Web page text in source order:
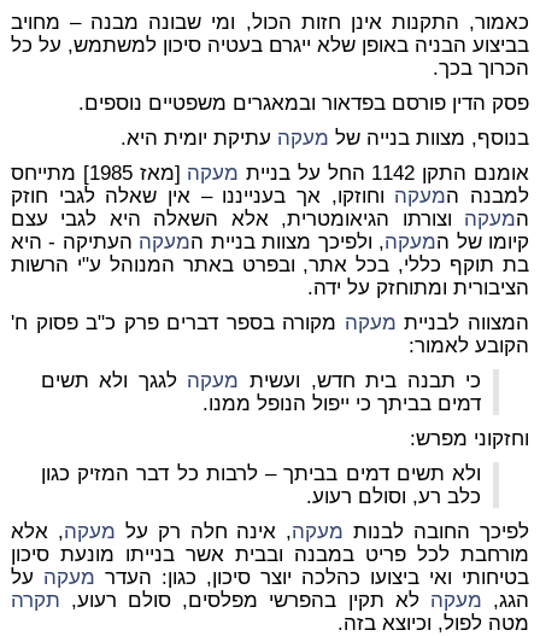
כאמור, התקנות אינן חזות הכול, ומי שבונה מבנה – מחויב
בביצוע הבניה באופן שלא ייגרם בעטיה סיכון למשתמש, על כל
הכרוך בכך.
פסק הדין פורסם בפדאור ובמאגרים משפטיים נוספים.
בנוסף, מצוות בנייה של מעקה עתיקת יומית היא.
אומנם התקן 1142 החל על בניית
מעקה
[מאז 1985] מתייחס
למבנה המעקה וחוזקו, אך בענייננו – אין שאלה לגבי חוזק
המעקה וצורתו הגיאומטרית, אלא השאלה היא לגבי עצם
קיומו של המעקה, ולפיכך מצוות בניית המעקה העתיקה - היא
בת תוקף כללי, בכל אתר, ובפרט באתר המנוהל ע"י הרשות
הציבורית ומתוחזק על ידה.
המצווה לבניית מעקה מקורה בספר דברים פרק כ"ב פסוק ח'
הקובע לאמור:
כי תבנה בית חדש, ועשית מעקה לגגך ולא תשים
דמים בביתך כי ייפול הנופל ממנו.
וחזקוני מפרש:
ולא תשים דמים בביתך – לרבות כל דבר המזיק כגון
כלב רע, וסולם רעוע.
לפיכך החובה לבנות מעקה, אינה חלה רק על מעקה, אלא
מורחבת לכל פריט במבנה ובבית אשר בנייתו מונעת סיכון
בטיחותי ואי ביצועו כהלכה יוצר סיכון, כגון: העדר מעקה על
הגג, מעקה לא תקין בהפרשי מפלסים, סולם רעוע, תקרה
מטה לפול, וכיוצא בזה.